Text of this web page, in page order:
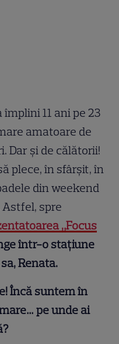
11 ani pe 23
amatoare de
Dar și de călătorii!
plece, în sfârșit, în
din weekend
Astfel, spre
„Focus
într-o stațiune
Renata.
Încă suntem în
pe unde ai